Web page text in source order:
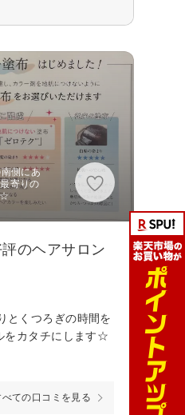
側にあ
寄りの
☆
のヘアサロン
とくつろぎの時間を
をカタチにします☆
べての口コミを見る